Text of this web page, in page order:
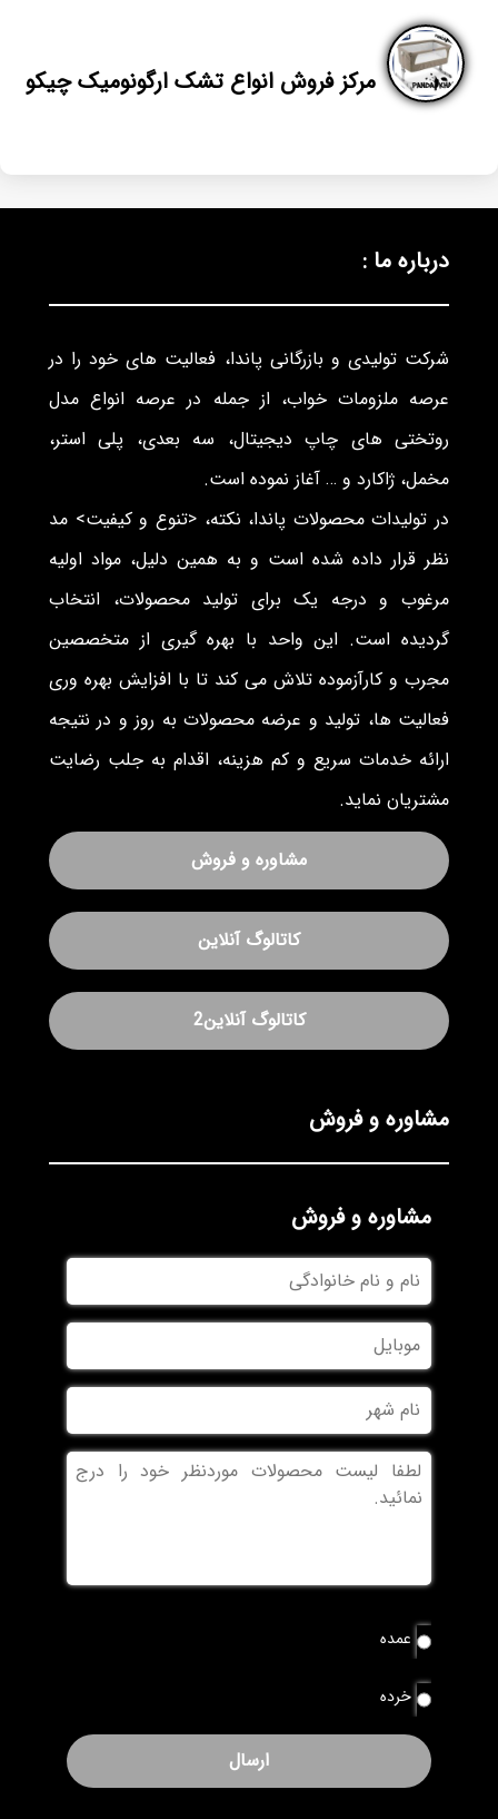
مرکز فروش انواع تشک ارگونومیک چیکو
درباره ما :
شرکت تولیدی و بازرگانی پاندا، فعالیت های خود را در
عرصه ملزومات خواب، از جمله در عرصه انواع مدل
روتختی های چاپ دیجیتال، سه بعدی، پلی استر،
مخمل، ژاکارد و … آغاز نموده است.
در تولیدات محصولات پاندا، نکته، <تنوع و کیفیت> مد
نظر قرار داده شده است و به همین دلیل، مواد اولیه
مرغوب و درجه یک برای تولید محصولات، انتخاب
گردیده است. این واحد با بهره گیری از متخصصین
مجرب و کارآزموده تلاش می کند تا با افزایش بهره وری
فعالیت ها، تولید و عرضه محصولات به روز و در نتیجه
ارائه خدمات سریع و کم هزینه، اقدام به جلب رضایت
مشتریان نماید.
مشاوره و فروش
کاتالوگ آنلاین
کاتالوگ آنلاین2
مشاوره و فروش
مشاوره و فروش
نام
و
نام
خانوادگی
موبایل
نام
شهر
بدون
عنوان
نوع
سفارش
عمده
خرده